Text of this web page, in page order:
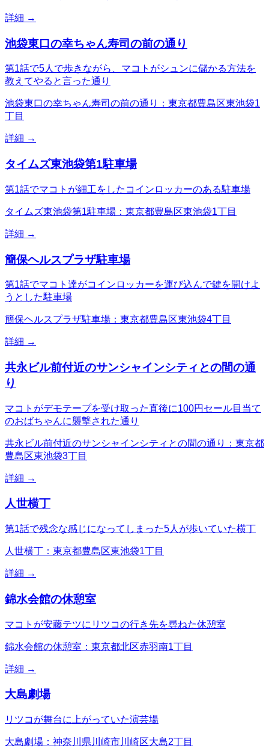
詳細 →
池袋東口の幸ちゃん寿司の前の通り
第1話で5人で歩きながら、マコトがシュンに儲かる方法を
教えてやると言った通り
池袋東口の幸ちゃん寿司の前の通り：東京都豊島区東池袋1
丁目
詳細 →
タイムズ東池袋第1駐車場
第1話でマコトが細工をしたコインロッカーのある駐車場
タイムズ東池袋第1駐車場：東京都豊島区東池袋1丁目
詳細 →
簡保ヘルスプラザ駐車場
第1話でマコト達がコインロッカーを運び込んで鍵を開けよ
うとした駐車場
簡保ヘルスプラザ駐車場：東京都豊島区東池袋4丁目
詳細 →
共永ビル前付近のサンシャインシティとの間の通
り
マコトがデモテープを受け取った直後に100円セール目当て
のおばちゃんに襲撃された通り
共永ビル前付近のサンシャインシティとの間の通り：東京都
豊島区東池袋3丁目
詳細 →
人世横丁
第1話で残念な感じになってしまった5人が歩いていた横丁
人世横丁：東京都豊島区東池袋1丁目
詳細 →
錦水会館の休憩室
マコトが安藤テツにリツコの行き先を尋ねた休憩室
錦水会館の休憩室：東京都北区赤羽南1丁目
詳細 →
大島劇場
リツコが舞台に上がっていた演芸場
大島劇場：神奈川県川崎市川崎区大島2丁目